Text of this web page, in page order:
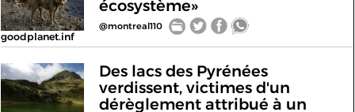
goodplanet.inf
écosystème»
@montreal110
Des lacs des Pyrénées
verdissent, victimes d'un
dérèglement attribué à un